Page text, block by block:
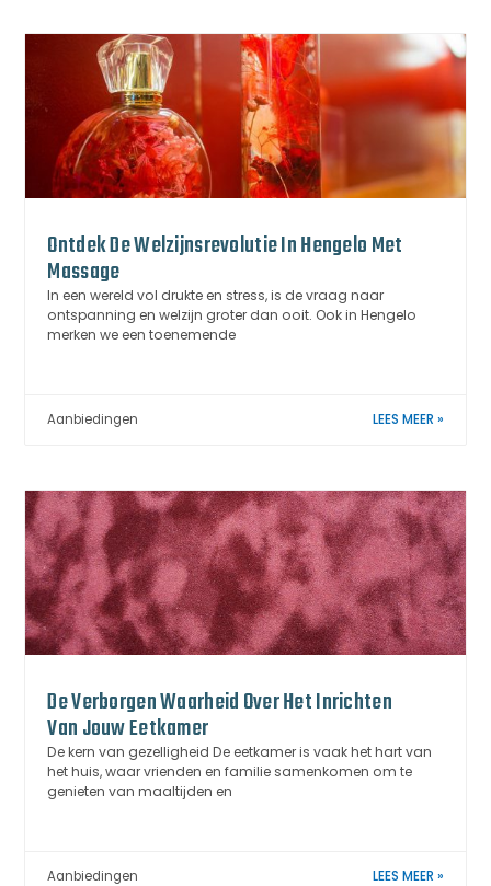
Ontdek De Welzijnsrevolutie In Hengelo Met
Massage
In een wereld vol drukte en stress, is de vraag naar
ontspanning en welzijn groter dan ooit. Ook in Hengelo
merken we een toenemende
Aanbiedingen LEES MEER »
De Verborgen Waarheid Over Het Inrichten
Van Jouw Eetkamer
De kern van gezelligheid De eetkamer is vaak het hart van
het huis, waar vrienden en familie samenkomen om te
genieten van maaltijden en
Aanbiedingen LEES MEER »